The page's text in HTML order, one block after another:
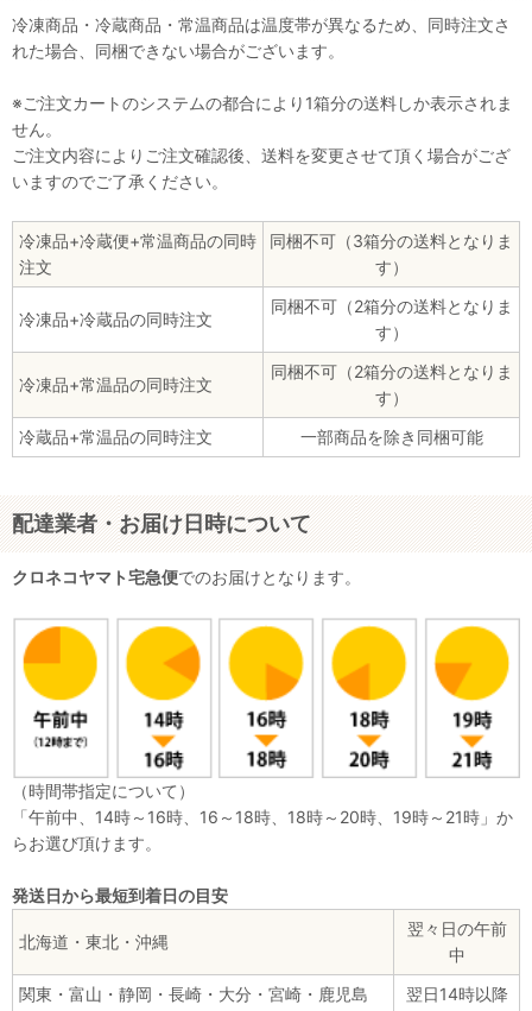
冷凍商品・冷蔵商品・常温商品は温度帯が異なるため、同時注文さ
れた場合、同梱できない場合がございます。
※ご注文カートのシステムの都合により1箱分の送料しか表示されま
せん。
ご注文内容によりご注文確認後、送料を変更させて頂く場合がござ
いますのでご了承ください。
冷凍品+冷蔵便+常温商品の同時
注文
同梱不可（3箱分の送料となりま
す）
冷凍品+冷蔵品の同時注文
同梱不可（2箱分の送料となりま
す）
冷凍品+常温品の同時注文
同梱不可（2箱分の送料となりま
す）
冷蔵品+常温品の同時注文
一部商品を除き同梱可能
配達業者・お届け日時について
クロネコヤマト宅急便でのお届けとなります。
（時間帯指定について）
「午前中、14時～16時、16～18時、18時～20時、19時～21時」か
らお選び頂けます。
発送日から最短到着日の目安
北海道・東北・沖縄
翌々日の午前
中
関東・富山・静岡・長崎・大分・宮崎・鹿児島
翌日14時以降